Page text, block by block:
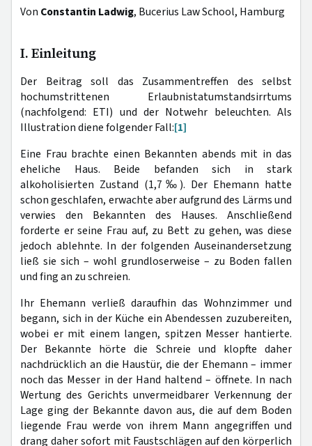
Von Constantin Ladwig, Bucerius Law School, Hamburg
I. Einleitung
Der Beitrag soll das Zusammentreffen des selbst
hochumstrittenen Erlaubnistatumstandsirrtums
(nachfolgend: ETI) und der Notwehr beleuchten. Als
Illustration diene folgender Fall:[1]
Eine Frau brachte einen Bekannten abends mit in das
eheliche Haus. Beide befanden sich in stark
alkoholisierten Zustand (1,7‰). Der Ehemann hatte
schon geschlafen, erwachte aber aufgrund des Lärms und
verwies den Bekannten des Hauses. Anschließend
forderte er seine Frau auf, zu Bett zu gehen, was diese
jedoch ablehnte. In der folgenden Auseinandersetzung
ließ sie sich – wohl grundloserweise – zu Boden fallen
und fing an zu schreien.
Ihr Ehemann verließ daraufhin das Wohnzimmer und
begann, sich in der Küche ein Abendessen zuzubereiten,
wobei er mit einem langen, spitzen Messer hantierte.
Der Bekannte hörte die Schreie und klopfte daher
nachdrücklich an die Haustür, die der Ehemann – immer
noch das Messer in der Hand haltend – öffnete. In nach
Wertung des Gerichts unvermeidbarer Verkennung der
Lage ging der Bekannte davon aus, die auf dem Boden
liegende Frau werde von ihrem Mann angegriffen und
drang daher sofort mit Faustschlägen auf den körperlich